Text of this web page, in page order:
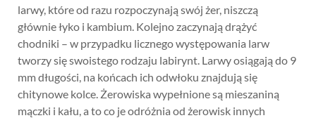
larwy, które od razu rozpoczynają swój żer, niszczą
głównie łyko i kambium. Kolejno zaczynają drążyć
chodniki – w przypadku licznego występowania larw
tworzy się swoistego rodzaju labirynt. Larwy osiągają do 9
mm długości, na końcach ich odwłoku znajdują się
chitynowe kolce. Żerowiska wypełnione są mieszaniną
mączki i kału, a to co je odróżnia od żerowisk innych